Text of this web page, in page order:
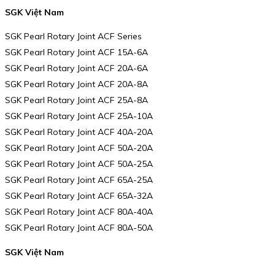
SGK Việt Nam
SGK Pearl Rotary Joint ACF Series
SGK Pearl Rotary Joint ACF 15A-6A
SGK Pearl Rotary Joint ACF 20A-6A
SGK Pearl Rotary Joint ACF 20A-8A
SGK Pearl Rotary Joint ACF 25A-8A
SGK Pearl Rotary Joint ACF 25A-10A
SGK Pearl Rotary Joint ACF 40A-20A
SGK Pearl Rotary Joint ACF 50A-20A
SGK Pearl Rotary Joint ACF 50A-25A
SGK Pearl Rotary Joint ACF 65A-25A
SGK Pearl Rotary Joint ACF 65A-32A
SGK Pearl Rotary Joint ACF 80A-40A
SGK Pearl Rotary Joint ACF 80A-50A
SGK Việt Nam